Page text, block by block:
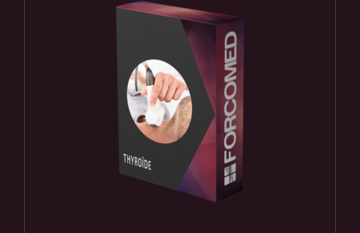
COMMANDER
DÉTAILS